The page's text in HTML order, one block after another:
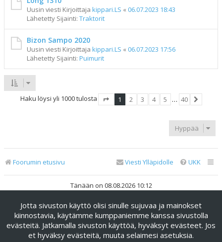
Uusin viesti Kirjoittaja kippari.LS « 06.07.2023 18:43
Lähetetty Sijainti: Traktorit
Bizon Sampo 2020
Uusin viesti Kirjoittaja kippari.LS « 06.07.2023 17:56
Lähetetty Sijainti: Puimurit
Haku löysi yli 1000 tulosta
1 2 3 4 5 … 40
Hyppää
Foorumin etusivu UKK
Viesti Ylläpidolle
Tänään on 08.08.2026 10:12
Keskustelufoorumin ohjelmistophpBB® Forum Software ©
phpBB Limited
Käännös: phpBB Suomi (lurttinen, harritapio, Pettis)
phpBB Metro Theme byPixelGoose Studio
Jotta sivuston käyttö olisi sinulle sujuvaa ja mainokset
kiinnostavia, käytämme kumppaniemme kanssa sivustolla
evästeitä. Jatkamalla sivuston käyttöä, hyväksyt evästeet. Jos
et hyväksy evästeitä, muuta selaimesi asetuksia.